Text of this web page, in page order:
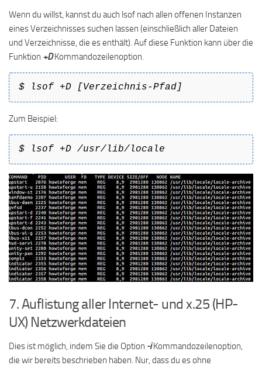
Wenn du willst, kannst du auch lsof nach allen offenen Instanzen
eines Verzeichnisses suchen lassen (einschließlich aller Dateien
und Verzeichnisse, die es enthält). Auf diese Funktion kann über die
Funktion +DKommandozeilenoption.
$ lsof +D [Verzeichnis-Pfad]
Zum Beispiel:
$ lsof +D /usr/lib/locale
7. Auflistung aller Internet- und x.25 (HP-
UX) Netzwerkdateien
Dies ist möglich, indem Sie die Option -iKommandozeilenoption,
die wir bereits beschrieben haben. Nur, dass du es ohne